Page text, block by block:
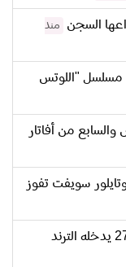
السجن
منذ
مسلسل "اللوتس
من أفاتار
سويفت تفوز
عيد ميلاد عضو فريق BTS بارك جيمين الـ 27 يدخله الترند